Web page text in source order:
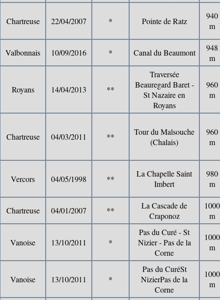
Chartreuse 22/04/2007 * Pointe de Ratz
940
m
Valbonnais 10/09/2016 * Canal du Beaumont
948
m
Royans 14/04/2013 **
Traversée
Beauregard Baret -
St Nazaire en
Royans
960
m
Chartreuse 04/03/2011 **
Tour du Malsouche
(Chalais)
960
m
Vercors 04/05/1998 **
La Chapelle Saint
Imbert
980
m
Chartreuse 04/01/2007 **
La Cascade de
Craponoz
1000
m
Vanoise 13/10/2011 *
Pas du Curé - St
Nizier - Pas de la
Corne
1000
m
Vanoise 13/10/2011 *
Pas du CuréSt
NizierPas de la
Corne
1000
m